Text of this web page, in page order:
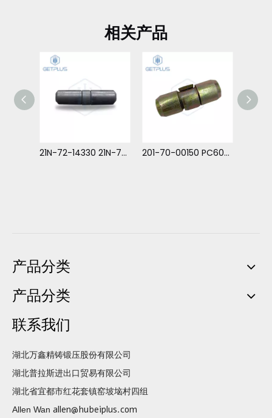
相关产品
21N-72-14330 21N-72-14331 牙销 适用于小松 PC1000-PC1250 201-70-00150 PC60PN 牙销 小松 PC60-1,2
产品分类
产品分类
联系我们
湖北万鑫精铸锻压股份有限公司
湖北普拉斯进出口贸易有限公司
湖北省宜都市红花套镇窑坡垴村四组
Allen Wan allen@hubeiplus.com